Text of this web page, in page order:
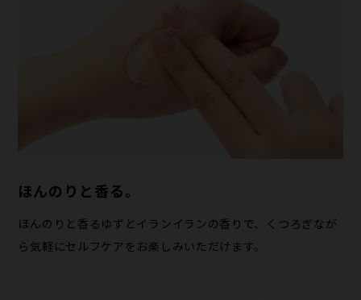
ほんのりと香る。
ほんのりと香るゆずとイランイランの香りで、くつろぎなが
ら気軽にセルフケアをお楽しみいただけます。